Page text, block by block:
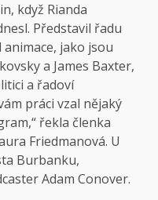
když Rianda
Představil řadu
jako jsou
a James Baxter,
a řadoví
práci vzal nějaký
řekla členka
Friedmanová. U
Burbanku,
Adam Conover.